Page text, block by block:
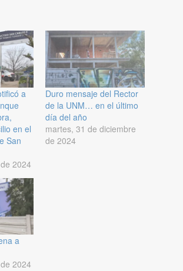
a
en el
San
2024
Duro mensaje del Rector
de la UNM… en el último
día del año
martes, 31 de diciembre
de 2024
a
2024